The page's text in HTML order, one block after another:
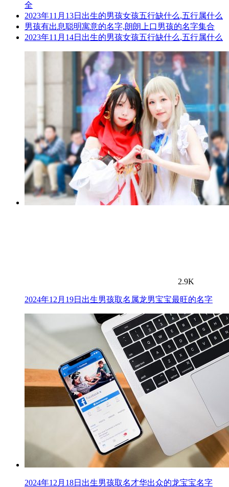
全
2023年11月13日出生的男孩女孩五行缺什么,五行属什么
男孩有出息聪明寓意的名字,朗朗上口男孩的名字集合
2023年11月14日出生的男孩女孩五行缺什么,五行属什么
2.9K
2024年12月19日出生男孩取名属龙男宝宝最旺的名字
2024年12月18日出生男孩取名才华出众的龙宝宝名字